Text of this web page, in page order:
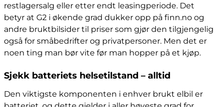
restlagersalg eller etter endt leasingperiode. Det
betyr at G2 i økende grad dukker opp på finn.no og
andre bruktbilsider til priser som gjør den tilgjengelig
også for småbedrifter og privatpersoner. Men det er
noen ting man bør vite før man hopper på et kjøp.
Sjekk batteriets helsetilstand – alltid
Den viktigste komponenten i enhver brukt elbil er